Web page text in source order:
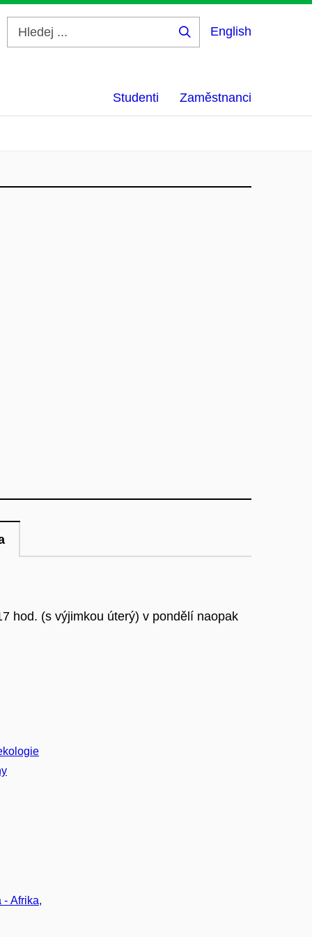
English
Studenti Zaměstnanci
hod. (s výjimkou úterý) v pondělí naopak
- Afrika,